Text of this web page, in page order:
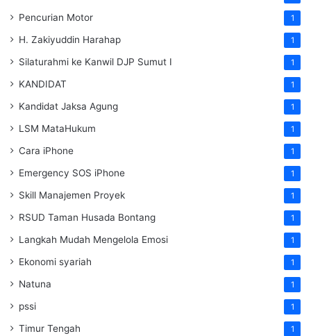
Pencurian Motor 1
H. Zakiyuddin Harahap 1
Silaturahmi ke Kanwil DJP Sumut I 1
KANDIDAT 1
Kandidat Jaksa Agung 1
LSM MataHukum 1
Cara iPhone 1
Emergency SOS iPhone 1
Skill Manajemen Proyek 1
RSUD Taman Husada Bontang 1
Langkah Mudah Mengelola Emosi 1
Ekonomi syariah 1
Natuna 1
pssi 1
Timur Tengah 1